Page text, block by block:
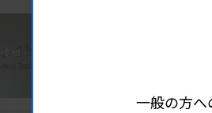
ニュアルでは、講習会開催申請
締め切りを「2週間～10日前」
し込みが40人未満であれば延期
一般の方へ